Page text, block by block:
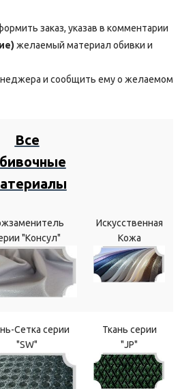
заказ, указав в комментарии
желаемый материал обивки и
и сообщить ему о желаемом
Все
"Консул"
Искусственная
Кожа
Сетка серии
"SW"
Ткань серии
"JP"